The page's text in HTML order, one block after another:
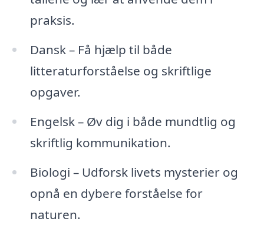
praksis.
Dansk – Få hjælp til både
litteraturforståelse og skriftlige
opgaver.
Engelsk – Øv dig i både mundtlig og
skriftlig kommunikation.
Biologi – Udforsk livets mysterier og
opnå en dybere forståelse for
naturen.